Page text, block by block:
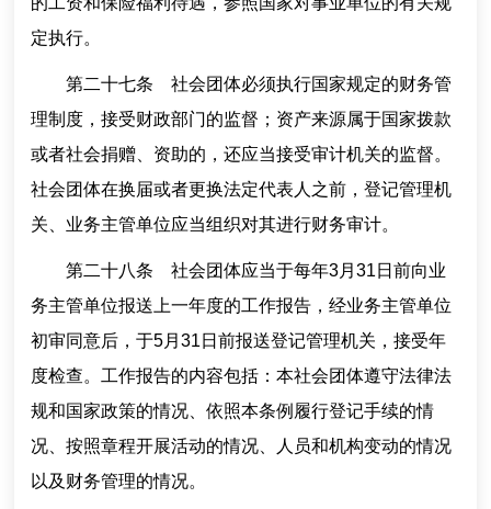
定执行。
第二十七条 社会团体必须执行国家规定的财务管
理制度，接受财政部门的监督；资产来源属于国家拨款
或者社会捐赠、资助的，还应当接受审计机关的监督。
社会团体在换届或者更换法定代表人之前，登记管理机
关、业务主管单位应当组织对其进行财务审计。
第二十八条 社会团体应当于每年3月31日前向业
务主管单位报送上一年度的工作报告，经业务主管单位
初审同意后，于5月31日前报送登记管理机关，接受年
度检查。工作报告的内容包括：本社会团体遵守法律法
规和国家政策的情况、依照本条例履行登记手续的情
况、按照章程开展活动的情况、人员和机构变动的情况
以及财务管理的情况。